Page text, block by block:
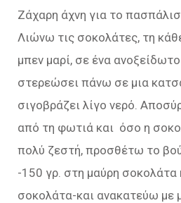
Ζάχαρη άχνη για το
Λιώνω τις σοκολάτες, τη
μπεν μαρί, σε ένα
στερεώσει πάνω σε μια
σιγοβράζει λίγο νερό.
από τη φωτιά και όσο η
πολύ ζεστή, προσθέτω το
-150 γρ. στη μαύρη σοκολάτα
σοκολάτα-και ανακατεύω με